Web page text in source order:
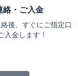
絡・ご入金
後、すぐにご指定口
入金します！